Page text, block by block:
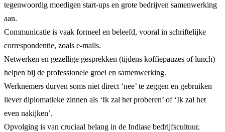
tegenwoordig moedigen start-ups en grote bedrijven samenwerking
aan.
Communicatie is vaak formeel en beleefd, vooral in schriftelijke
correspondentie, zoals e-mails.
Netwerken en gezellige gesprekken (tijdens koffiepauzes of lunch)
helpen bij de professionele groei en samenwerking.
Werknemers durven soms niet direct ‘nee’ te zeggen en gebruiken
liever diplomatieke zinnen als ‘Ik zal het proberen’ of ‘Ik zal het
even nakijken’.
Opvolging is van cruciaal belang in de Indiase bedrijfscultuur,